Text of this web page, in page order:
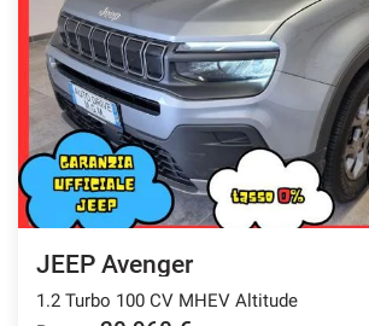
JEEP Avenger
1.2 Turbo 100 CV MHEV Altitude
Puoi
rivedere
modificare
le
tue
scelte
in
qualsiasi